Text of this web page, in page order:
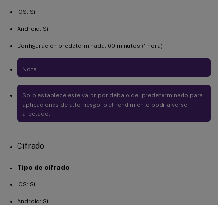
iOS: Sí
Android: Sí
Configuración predeterminada: 60 minutos (1 hora)
Nota:
Solo establece este valor por debajo del predeterminado para
aplicaciones de alto riesgo, o el rendimiento podría verse
afectado.
Cifrado
Tipo de cifrado
iOS: Sí
Android: Sí